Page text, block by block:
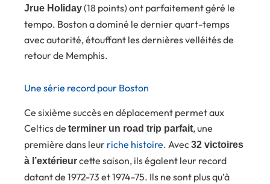
Jrue Holiday(18 points) ont parfaitement géré le
tempo. Boston a dominé le dernier quart-temps
avec autorité, étouffant les dernières velléités de
retour de Memphis.
Une série record pour Boston
Ce sixième succès en déplacement permet aux
Celtics de terminer un road trip parfait, une
première dans leur riche histoire. Avec32 victoires
à l’extérieurcette saison, ils égalent leur record
datant de 1972-73 et 1974-75. Ils ne sont plus qu’à